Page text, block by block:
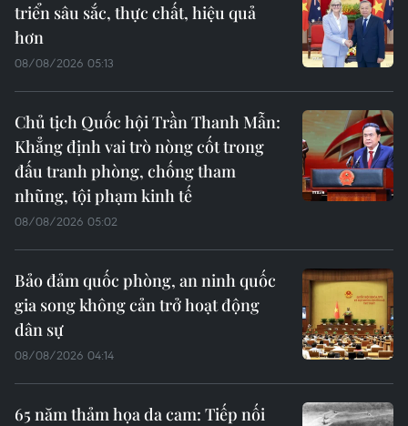
triển sâu sắc, thực chất, hiệu quả
hơn
08/08/2026 05:13
Chủ tịch Quốc hội Trần Thanh Mẫn:
Khẳng định vai trò nòng cốt trong
đấu tranh phòng, chống tham
nhũng, tội phạm kinh tế
08/08/2026 05:02
Bảo đảm quốc phòng, an ninh quốc
gia song không cản trở hoạt động
dân sự
08/08/2026 04:14
65 năm thảm họa da cam: Tiếp nối